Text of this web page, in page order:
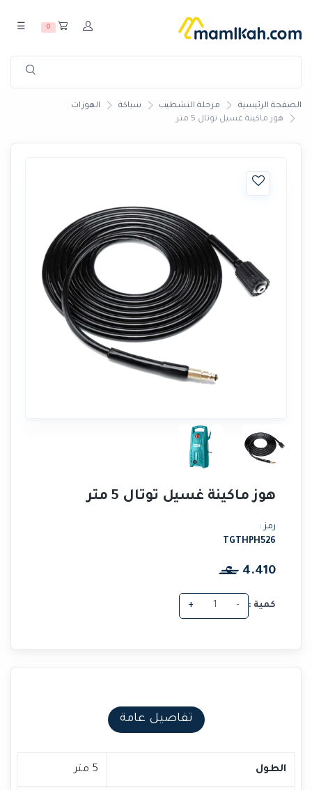
0
☰
الصفحة الرئيسية مرحلة التشطيب سباكة
الهوزات
هوز ماكينة غسيل توتال 5 متر
هوز ماكينة غسيل توتال 5 متر
رمز :
TGTHPH526
4.410
كمية : -
+
تفاصيل عامة
الطول 5 متر